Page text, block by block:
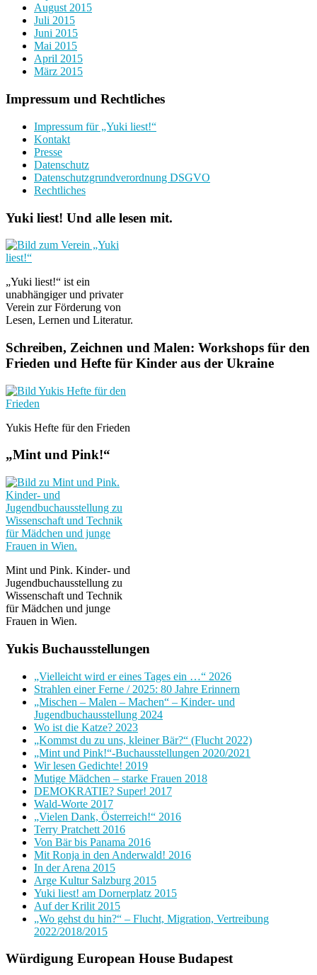
August 2015
Juli 2015
Juni 2015
Mai 2015
April 2015
März 2015
Impressum und Rechtliches
Impressum für „Yuki liest!“
Kontakt
Presse
Datenschutz
Datenschutzgrundverordnung DSGVO
Rechtliches
Yuki liest! Und alle lesen mit.
„Yuki liest!“ ist ein
unabhängiger und privater
Verein zur Förderung von
Lesen, Lernen und Literatur.
Schreiben, Zeichnen und Malen: Workshops für den
Frieden und Hefte für Kinder aus der Ukraine
Yukis Hefte für den Frieden
„Mint und Pink!“
Mint und Pink. Kinder- und
Jugendbuchausstellung zu
Wissenschaft und Technik
für Mädchen und junge
Frauen in Wien.
Yukis Buchausstellungen
„Vielleicht wird er eines Tages ein …“ 2026
Strahlen einer Ferne / 2025: 80 Jahre Erinnern
„Mischen – Malen – Machen“ – Kinder- und
Jugendbuchausstellung 2024
Wo ist die Katze? 2023
„Kommst du zu uns, kleiner Bär?“ (Flucht 2022)
„Mint und Pink!“-Buchausstellungen 2020/2021
Wir lesen Gedichte! 2019
Mutige Mädchen – starke Frauen 2018
DEMOKRATIE? Super! 2017
Wald-Worte 2017
„Vielen Dank, Österreich!“ 2016
Terry Pratchett 2016
Von Bär bis Panama 2016
Mit Ronja in den Anderwald! 2016
In der Arena 2015
Arge Kultur Salzburg 2015
Yuki liest! am Dornerplatz 2015
Auf der Krilit 2015
„Wo gehst du hin?“ – Flucht, Migration, Vertreibung
2022/2018/2015
Würdigung European House Budapest